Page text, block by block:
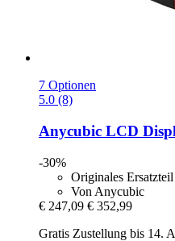
7 Optionen
5.0 (8)
Anycubic LCD
-30%
Originales Ersatzteil
Von Anycubic
€ 247,09 € 352,99
Gratis Zustellung bis 14.